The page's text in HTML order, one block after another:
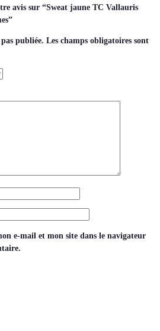
avis sur “Sweat jaune TC Vallauris
publiée. Les champs obligatoires sont
e-mail et mon site dans le navigateur